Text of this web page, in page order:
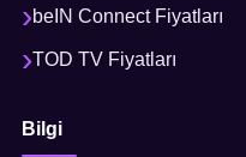
beIN Connect Fiyatları
TOD TV Fiyatları
Bilgi